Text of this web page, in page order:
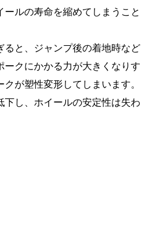
ールの寿命を縮めてしまうこと
ると、ジャンプ後の着地時など
ークにかかる力が大きくなりす
が塑性変形してしまいます。
下し、ホイールの安定性は失わ